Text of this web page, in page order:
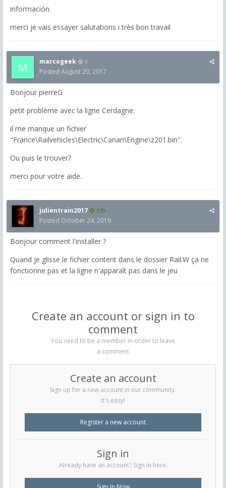
información.
merci je vais essayer salutations i très bon travail
marcogeek 0
Posted August 20, 2017
Bonjour pierreG
petit problème avec la ligne Cerdagne:
il me manque un fichier
"France\Railvehicles\Electric\Canari\Engine\z201.bin".
Ou puis le trouver?
merci pour votre aide.
julientrain2017 270
Posted October 24, 2019
Bonjour comment l'installer ?
Quand je glisse le fichier content dans le dossier Rail.W ça ne
fonctionne pas et la ligne n'apparaît pas dans le jeu
Create an account or sign in to
comment
You need to be a member in order to leave
a comment
Create an account
Sign up for a new account in our community.
It's easy!
Register a new account
Sign in
Already have an account? Sign in here.